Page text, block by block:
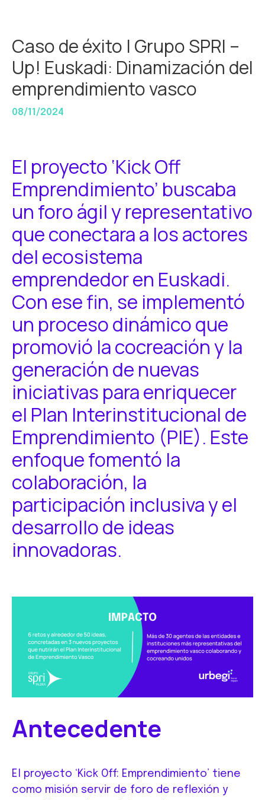
Caso de éxito | Grupo SPRI –
Up! Euskadi: Dinamización del
emprendimiento vasco
08/11/2024
El proyecto ‘Kick Off
Emprendimiento’ buscaba
un foro ágil y representativo
que conectara a los actores
del ecosistema
emprendedor en Euskadi.
Con ese fin, se implementó
un proceso dinámico que
promovió la cocreación y la
generación de nuevas
iniciativas para enriquecer
el Plan Interinstitucional de
Emprendimiento (PIE). Este
enfoque fomentó la
colaboración, la
participación inclusiva y el
desarrollo de ideas
innovadoras.
Antecedente
El proyecto ‘Kick Off: Emprendimiento’ tiene
como misión servir de foro de reflexión y